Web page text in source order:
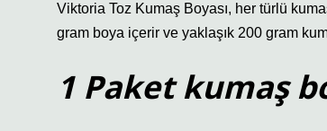
Viktoria Toz Kumaş Boyası, her türlü
gram boya içerir ve yaklaşık 200 gram
1 Paket kumaş